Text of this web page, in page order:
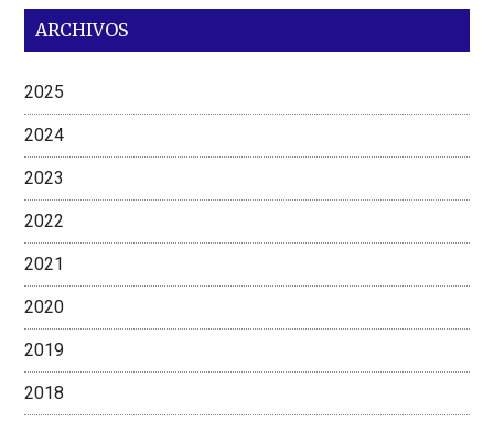
ARCHIVOS
2025
2024
2023
2022
2021
2020
2019
2018